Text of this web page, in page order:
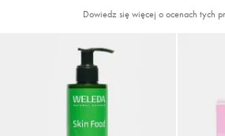
Dowiedz się więcej o ocenach tych